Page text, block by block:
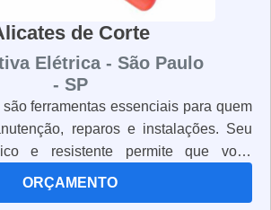
de Corte
Elétrica - São Paulo
- SP
ferramentas essenciais para quem
reparos e instalações. Seu
e resistente permite que você
e precisão. Os alicates de corte
ORÇAMENTO